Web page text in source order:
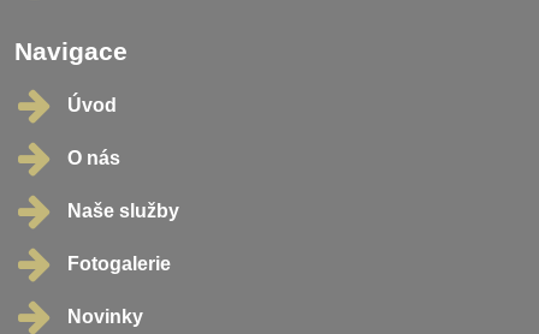
Navigace
Úvod
O nás
Naše služby
Fotogalerie
Novinky